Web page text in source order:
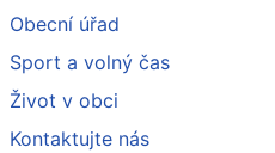
Obecní úřad
Sport a volný čas
Život v obci
Kontaktujte nás